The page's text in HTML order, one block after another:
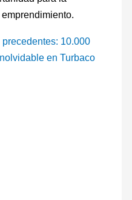
10.000
en Turbaco